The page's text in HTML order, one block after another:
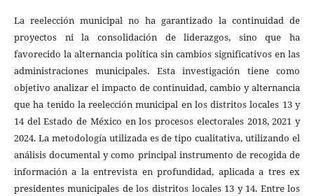
La reelección municipal no ha garantizado la continuidad de
proyectos ni la consolidación de liderazgos, sino que ha
favorecido la alternancia política sin cambios significativos en las
administraciones municipales. Esta investigación tiene como
objetivo analizar el impacto de continuidad, cambio y alternancia
que ha tenido la reelección municipal en los distritos locales 13 y
14 del Estado de México en los procesos electorales 2018, 2021 y
2024. La metodología utilizada es de tipo cualitativa, utilizando el
análisis documental y como principal instrumento de recogida de
información a la entrevista en profundidad, aplicada a tres ex
presidentes municipales de los distritos locales 13 y 14. Entre los